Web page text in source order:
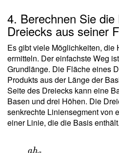
(12-7)
(12-10) }
\ \\ T =
\sqrt{
12 \cdot
\ 5
\cdot \
5 \cdot
\ 2 } \
\\ T =
\sqrt{
24{,}495
4. Berechnen Sie die
Dreiecks aus seiner
Es gibt viele Möglichkeiten, die
ermitteln. Der einfachste Weg
Grundlänge. Die Fläche eines
Produkts aus der Länge der
Seite des Dreiecks kann eine
Basen und drei Höhen. Die
senkrechte Liniensegment von
einer Linie, die die Basis enthält.
ah